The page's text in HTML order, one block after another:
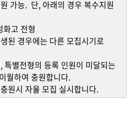
가능. 단, 아래의 경우 복수지원
고 전형
된 경우에는 다른 모집시기로
특별전형의 등록 인원이 미달되는
월하여 충원합니다.
원시 자율 모집 실시합니다.